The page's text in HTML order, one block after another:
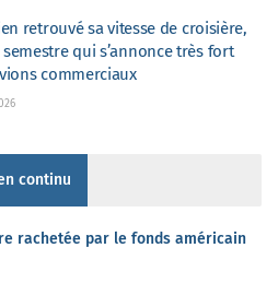
retrouvé sa vitesse de croisière,
qui s’annonce très fort
commerciaux
continu
rachetée par le fonds américain